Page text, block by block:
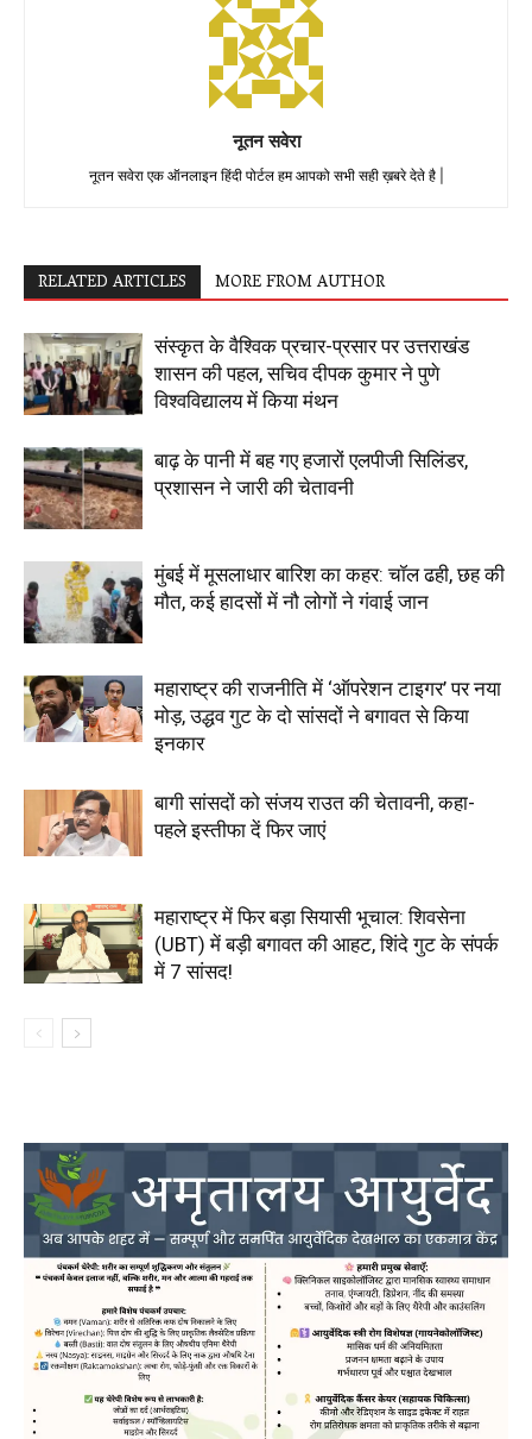
नूतन सवेरा
नूतन सवेरा एक ऑनलाइन हिंदी पोर्टल हम आपको सभी सही ख़बरे देते है |
RELATED ARTICLES MORE FROM AUTHOR
संस्कृत के वैश्विक प्रचार-प्रसार पर उत्तराखंड
शासन की पहल, सचिव दीपक कुमार ने पुणे
विश्वविद्यालय में किया मंथन
बाढ़ के पानी में बह गए हजारों एलपीजी सिलिंडर,
प्रशासन ने जारी की चेतावनी
मुंबई में मूसलाधार बारिश का कहर: चॉल ढही, छह की
मौत, कई हादसों में नौ लोगों ने गंवाई जान
महाराष्ट्र की राजनीति में ‘ऑपरेशन टाइगर’ पर नया
मोड़, उद्धव गुट के दो सांसदों ने बगावत से किया
इनकार
बागी सांसदों को संजय राउत की चेतावनी, कहा-
पहले इस्तीफा दें फिर जाएं
महाराष्ट्र में फिर बड़ा सियासी भूचाल: शिवसेना
(UBT) में बड़ी बगावत की आहट, शिंदे गुट के संपर्क
में 7 सांसद!